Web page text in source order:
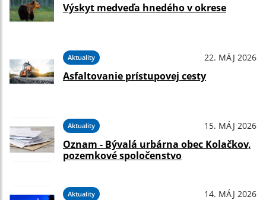
Výskyt medveďa hnedého v okrese
Aktuality 22. MÁJ 2026
Asfaltovanie prístupovej cesty
Aktuality 15. MÁJ 2026
Oznam - Bývalá urbárna obec Kolačkov,
pozemkové spoločenstvo
Aktuality 14. MÁJ 2026